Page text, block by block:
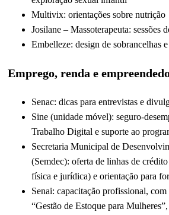
Multivix: orientações sobre nutrição
Josilane – Massoterapeuta: sessões
Embelleze: design de sobrancelhas
Emprego, renda e
Senac: dicas para entrevistas e
Sine (unidade móvel): seguro-
Trabalho Digital e suporte ao
Secretaria Municipal de
(Semdec): oferta de linhas de
física e jurídica) e orientação para
Senai: capacitação profissional,
“Gestão de Estoque para